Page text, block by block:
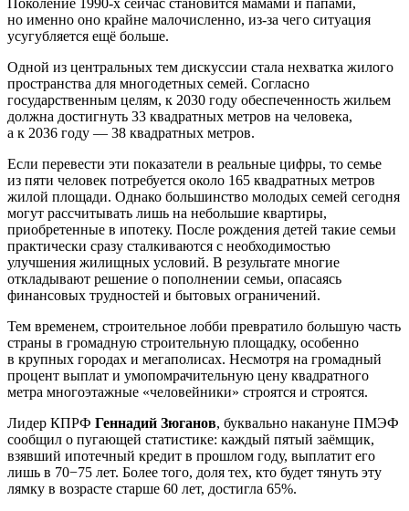
но именно оно крайне малочисленно, из-за чего ситуация
усугубляется ещё больше.
Одной из центральных тем дискуссии стала нехватка жилого
пространства для многодетных семей. Согласно
государственным целям, к 2030 году обеспеченность жильем
должна достигнуть 33 квадратных метров на человека,
а к 2036 году — 38 квадратных метров.
Если перевести эти показатели в реальные цифры, то семье
из пяти человек потребуется около 165 квадратных метров
жилой площади. Однако большинство молодых семей сегодня
могут рассчитывать лишь на небольшие квартиры,
приобретенные в ипотеку. После рождения детей такие семьи
практически сразу сталкиваются с необходимостью
улучшения жилищных условий. В результате многие
откладывают решение о пополнении семьи, опасаясь
финансовых трудностей и бытовых ограничений.
Тем временем, строительное лобби превратило большую часть
страны в громадную строительную площадку, особенно
в крупных городах и мегаполисах. Несмотря на громадный
процент выплат и умопомрачительную цену квадратного
метра многоэтажные «человейники» строятся и строятся.
Лидер КПРФ Геннадий Зюганов, буквально накануне ПМЭФ
сообщил о пугающей статистике: каждый пятый заёмщик,
взявший ипотечный кредит в прошлом году, выплатит его
лишь в 70−75 лет. Более того, доля тех, кто будет тянуть эту
лямку в возрасте старше 60 лет, достигла 65%.